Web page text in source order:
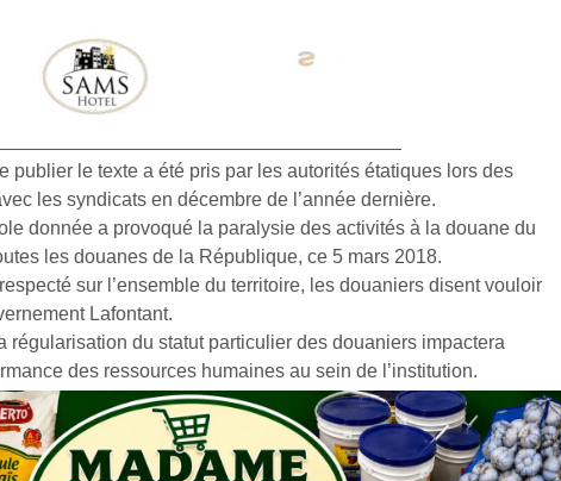
publier le texte a été pris par les autorités étatiques lors des
les syndicats en décembre de l’année dernière.
donnée a provoqué la paralysie des activités à la douane du
les douanes de la République, ce 5 mars 2018.
sur l’ensemble du territoire, les douaniers disent vouloir
Lafontant.
régularisation du statut particulier des douaniers impactera
des ressources humaines au sein de l’institution.